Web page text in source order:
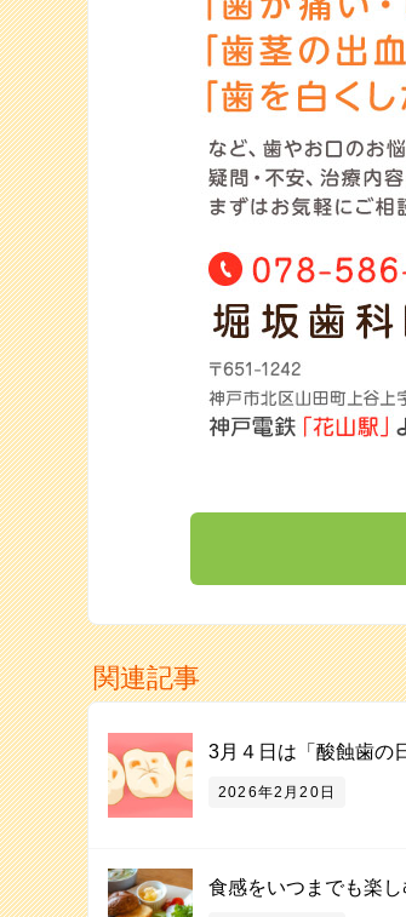
関連記事
3月４日は「酸蝕歯の
2026年2月20日
食感をいつまでも楽し